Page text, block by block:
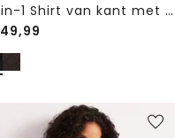
2-in-1 Shirt van kant met onderhemdje
49,99